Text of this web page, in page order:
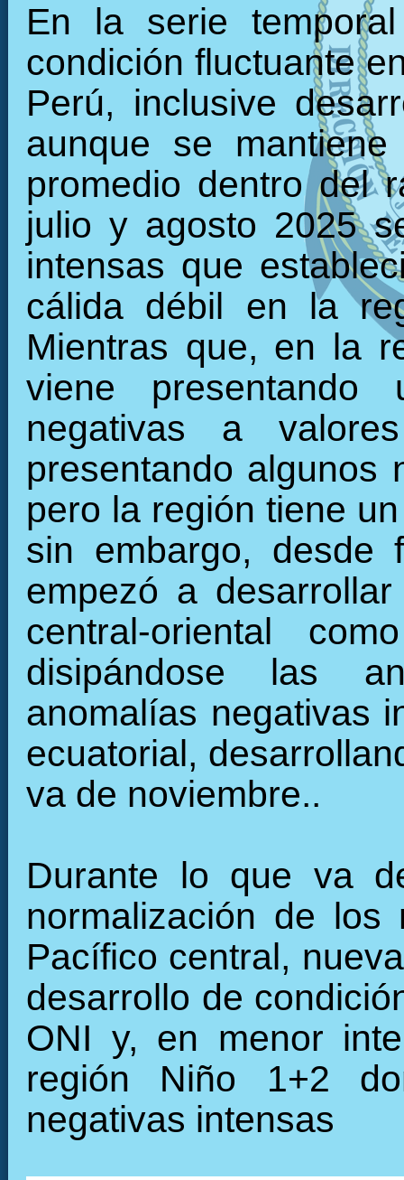
En la serie
condición fluctuante
Perú, inclusive
aunque se
promedio dentro del
julio y agosto 2025
intensas que
cálida débil en la
Mientras que, en la
viene
negativas a
presentando algunos
pero la región tiene
sin embargo,
empezó a
central-oriental
disipándose las
anomalías negativas
ecuatorial,
va de noviembre..
Durante lo que va
normalización de
Pacífico central,
desarrollo de
ONI y, en menor
región Niño 1+2
negativas intensas